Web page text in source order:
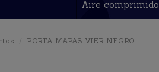
Aire comprimido
PORTA MAPAS VIER NEGRO